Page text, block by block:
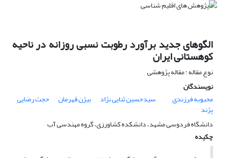
الگوهای جدید برآورد رطوبت نسبی روزانه در ناحیه
کوهستانی ایران
نوع مقاله : مقاله پژوهشی
نویسندگان
محبوبه فرزندی
سیدحسین ثنایی نژاد بیژن قهرمان حجت رضایی
پژند
دانشگاه فردوسی مشهد، دانشکده کشاورزی، گروه مهندسی آب
چکیده